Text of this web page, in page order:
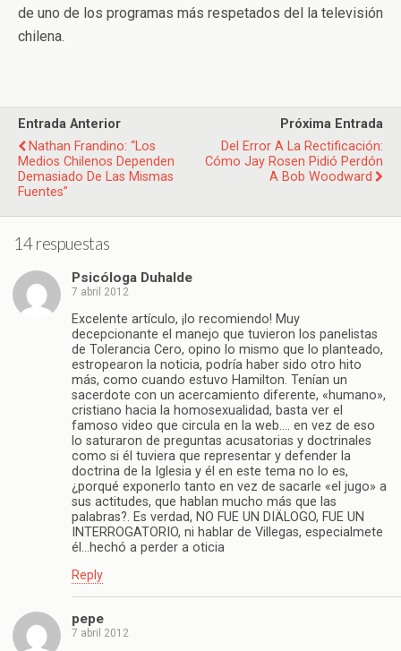
de uno de los programas más respetados del la televisión
chilena.
Entrada Anterior
Nathan Frandino: “Los
Medios Chilenos Dependen
Demasiado De Las Mismas
Fuentes”
Próxima Entrada
Del Error A La Rectificación:
Cómo Jay Rosen Pidió Perdón
A Bob Woodward
14 respuestas
Psicóloga Duhalde
7 abril 2012
Excelente artículo, ¡lo recomiendo! Muy
decepcionante el manejo que tuvieron los panelistas
de Tolerancia Cero, opino lo mismo que lo planteado,
estropearon la noticia, podría haber sido otro hito
más, como cuando estuvo Hamilton. Tenían un
sacerdote con un acercamiento diferente, «humano»,
cristiano hacia la homosexualidad, basta ver el
famoso video que circula en la web…. en vez de eso
lo saturaron de preguntas acusatorias y doctrinales
como si él tuviera que representar y defender la
doctrina de la Iglesia y él en este tema no lo es,
¿porqué exponerlo tanto en vez de sacarle «el jugo» a
sus actitudes, que hablan mucho más que las
palabras?. Es verdad, NO FUE UN DIÄLOGO, FUE UN
INTERROGATORIO, ni hablar de Villegas, especialmete
él…hechó a perder a oticia
Reply
pepe
7 abril 2012